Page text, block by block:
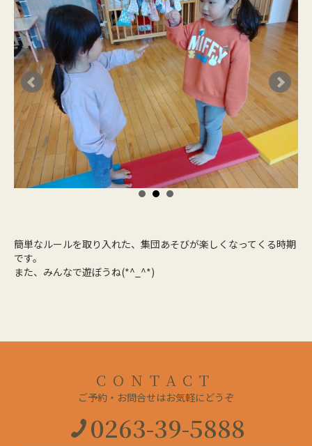
簡単なルールを取り入れた、集団あそびが楽しくなってくる時期
です。
また、みんなで遊ぼうね(*^_^*)
CONTACT
ご予約・お問合せはお気軽にどうぞ
0263-39-5888